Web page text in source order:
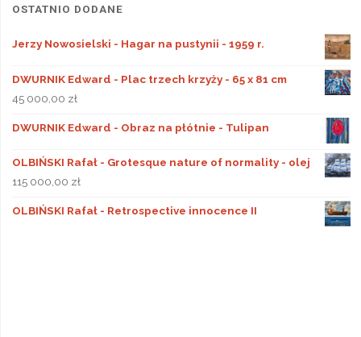
OSTATNIO DODANE
Jerzy Nowosielski - Hagar na pustynii - 1959 r.
DWURNIK Edward - Plac trzech krzyży - 65 x 81 cm
45 000,00 zł
DWURNIK Edward - Obraz na płótnie - Tulipan
OLBIŃSKI Rafał - Grotesque nature of normality - olej
115 000,00 zł
OLBIŃSKI Rafał - Retrospective innocence II